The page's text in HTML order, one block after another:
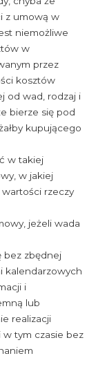
z umową w
niemożliwe
w
przez
kosztów
od wad, rodzaj i
bierze się pod
kupującego
w takiej
w jakiej
rzeczy
jeżeli wada
bez zbędnej
kalendarzowych
i
lub
realizacji
w tym czasie bez